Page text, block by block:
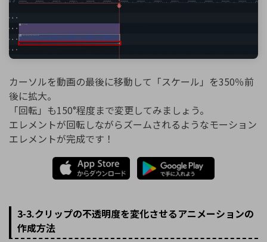
カーソルを動画の最後に移動して「スケール」を350％前
後に拡大。
「回転」も150°程度まで変更してみましょう。
エレメントが回転しながらズームされるようなモーション
エレメントが完成です！
3-3.クリップの不透明度を変化させるアニメーションの
作成方法